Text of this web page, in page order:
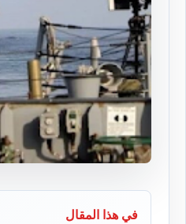
في هذا المقال